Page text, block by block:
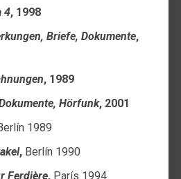
4, 1998
Briefe, Dokumente,
, 1989
Hörfunk, 2001
1989
, Berlín 1990
Ferdière, París 1994